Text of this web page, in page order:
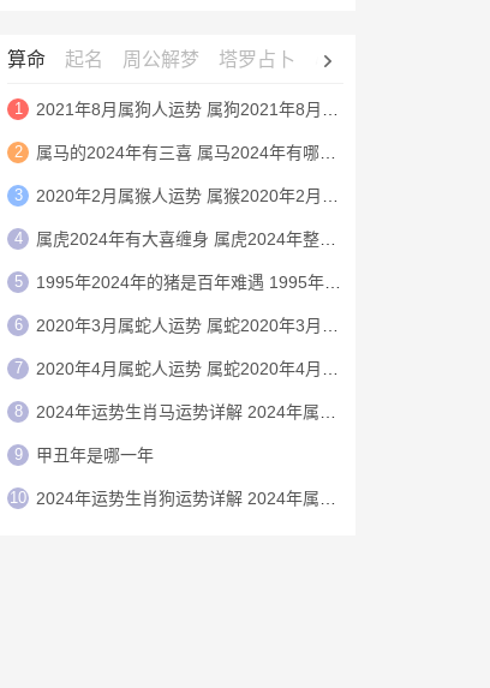
算命 起名 周公解梦 塔罗占卜 心理测试
1 2021年8月属狗人运势 属狗2021年8月运程
2 属马的2024年有三喜 属马2024年有哪三喜
3 2020年2月属猴人运势 属猴2020年2月运程
4 属虎2024年有大喜缠身 属虎2024年整体运势
5 1995年2024年的猪是百年难遇 1995年2024年猪运势如何
6 2020年3月属蛇人运势 属蛇2020年3月运程
7 2020年4月属蛇人运势 属蛇2020年4月运程
8 2024年运势生肖马运势详解 2024年属马人的全年运势详解
9 甲丑年是哪一年
10 2024年运势生肖狗运势详解 2024年属狗人的全年运势详解